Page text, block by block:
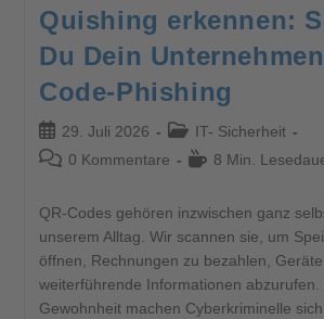
Quishing erkennen:
Du Dein
Code-Phishing
29. Juli 2026
IT- Sicherheit
0 Kommentare
8 Min.
QR-Codes gehören inzwischen ganz
unserem Alltag. Wir scannen sie, um
öffnen, Rechnungen zu bezahlen,
weiterführende Informationen abzurufen.
Gewohnheit machen Cyberkriminelle